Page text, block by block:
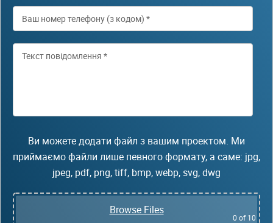
Ви можете додати файл з вашим проектом. Ми
приймаємо файли лише певного формату, а саме: jpg,
jpeg, pdf, png, tiff, bmp, webp, svg, dwg
Browse Files
0 of 10